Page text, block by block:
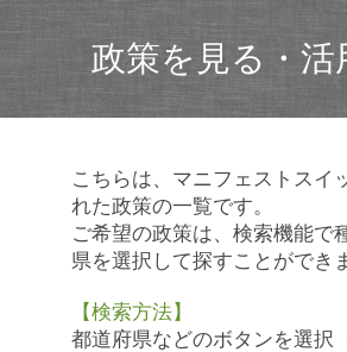
政策を見る・活
こちらは、マニフェストスイ
れた政策の一覧です。
ご希望の政策は、検索機能で
県を選択して探すことができ
【検索方法】
都道府県などのボタンを選択